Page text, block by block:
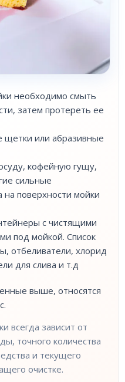
необходимо смыть
затем протереть ее
щетки или абразивные
кофейную гущу,
сильные
поверхности мойки
с чистящими
под мойкой. Список
отбеливатели, хлорид
для слива и т.д
выше, относятся
всегда зависит от
точного количества
и текущего
очистке.